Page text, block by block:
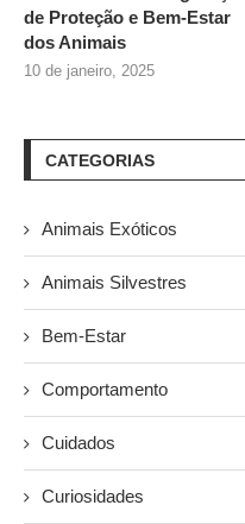
de Proteção e Bem-Estar
dos Animais
10 de janeiro, 2025
CATEGORIAS
Animais Exóticos
Animais Silvestres
Bem-Estar
Comportamento
Cuidados
Curiosidades